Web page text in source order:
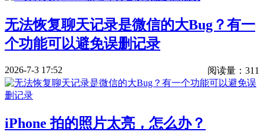
无法恢复聊天记录是微信的大Bug？有一
个功能可以避免误删记录
2026-7-3 17:52 阅读量：311
iPhone 拍的照片太亮，怎么办？